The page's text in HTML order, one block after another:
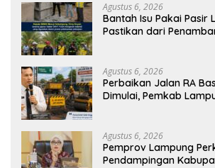
Agustus 6, 2026
Bantah Isu Pakai Pasir
Pastikan dari
Agustus 6, 2026
Perbaikan Jalan RA
Dimulai, Pemkab
Agustus 6, 2026
Pemprov Lampung
Pendampingan